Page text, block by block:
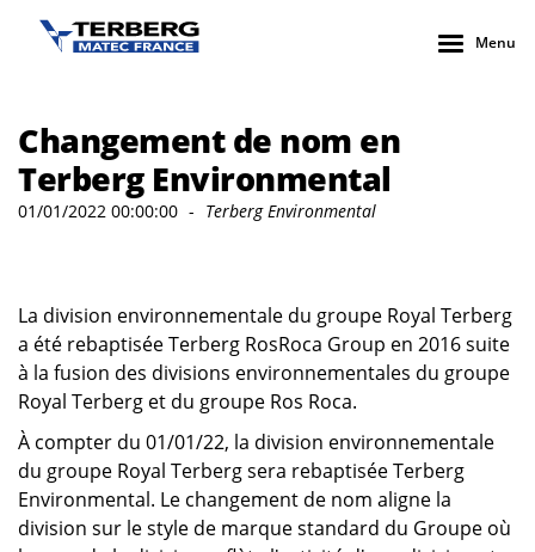
Menu
Changement de nom en
Terberg Environmental
01/01/2022 00:00:00 - Terberg Environmental
La division environnementale du groupe Royal Terberg
a été rebaptisée Terberg RosRoca Group en 2016 suite
à la fusion des divisions environnementales du groupe
Royal Terberg et du groupe Ros Roca.
À compter du 01/01/22, la division environnementale
du groupe Royal Terberg sera rebaptisée Terberg
Environmental. Le changement de nom aligne la
division sur le style de marque standard du Groupe où